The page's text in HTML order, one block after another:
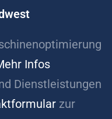
Infos
Dienstleistungen
zur